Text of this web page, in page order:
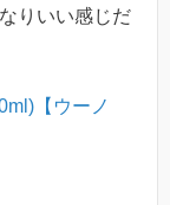
りいい感じだ
【ウーノ